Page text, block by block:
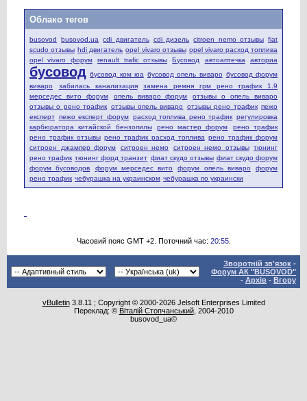
Облако тегов
busovod busovod.ua cdi двигатель cdi дизель citroen nemo отзывы fiat
scudo отзывы hdi двигатель opel vivaro отзывы opel vivaro расход топлива
opel vivaro форум
renault trafic отзывы Бусовод автоаптечка авториа
бусовод бусовод ком юа бусовод опель виваро бусовод форум
виваро
забилась канализация
замена ремня грм рено трафик 1.9
мерседес вито форум
опель виваро форум
отзывы о опель виваро
отзывы о рено трафик отзывы опель виваро отзывы рено трафик пежо
експерт пежо експерт форум расход топлива рено трафик регулировка
карбюратора китайской бензопилы
рено мастер форум
рено трафик
рено трафик отзывы рено трафик расход топлива рено трафик форум
ситроен джампер форум
ситроен немо ситроен немо отзывы тюнинг
рено трафик тюнинг форд транзит фиат скудо отзывы фиат скудо форум
форум бусоводов
форум мерседес вито форум опель виваро
форум
рено трафик чебурашка на украинском чебурашка по украински
Часовий пояс GMT +2. Поточний час: 20:55.
Зворотній зв'язок -
Форум АК "BUSOVOD"
- Архів - Вгору
vBulletin3.8.11 ; Copyright © 2000-2026 Jelsoft Enterprises Limited
Переклад: © Віталій Стопчанський, 2004-2010
busovod_ua©